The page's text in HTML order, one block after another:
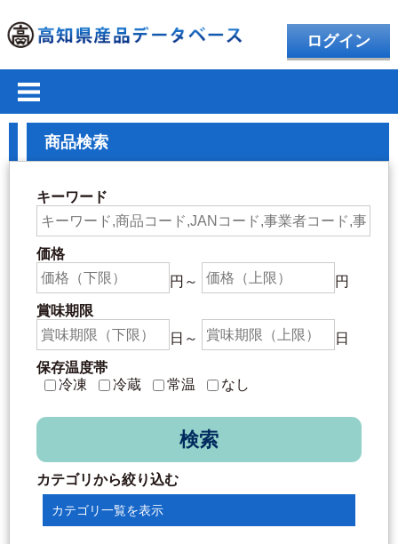
ログイン
商品検索
キーワード
価格
円～
円
賞味期限
日～
日
保存温度帯
冷凍
冷蔵 常温 なし
検索
カテゴリから絞り込む
カテゴリ一覧を表示